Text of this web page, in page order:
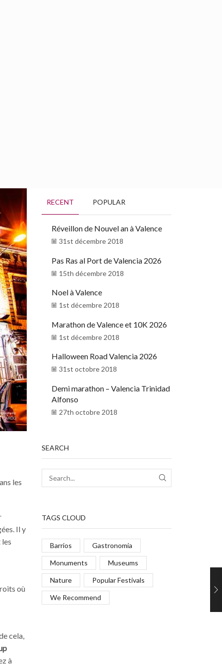
les
Il y
où
cela,
à
RECENT POPULAR
Réveillon de Nouvel an à Valence
31st décembre 2018
Pas Ras al Port de Valencia 2026
15th décembre 2018
Noel à Valence
1st décembre 2018
Marathon de Valence et 10K 2026
1st décembre 2018
Halloween Road Valencia 2026
31st octobre 2018
Demi marathon – Valencia Trinidad
Alfonso
27th octobre 2018
SEARCH
TAGS CLOUD
Barrios Gastronomía
Monuments Museums
Nature Popular Festivals
We Recommend